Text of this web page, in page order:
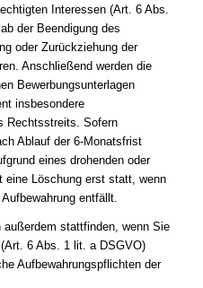
Interessen (Art. 6 Abs.
der Beendigung des
oder Zurückziehung der
Anschließend werden die
Bewerbungsunterlagen
insbesondere
Rechtsstreits. Sofern
Ablauf der 6-Monatsfrist
eines drohenden oder
eine Löschung erst statt, wenn
entfällt.
außerdem stattfinden, wenn Sie
6 Abs. 1 lit. a DSGVO)
Aufbewahrungspflichten der